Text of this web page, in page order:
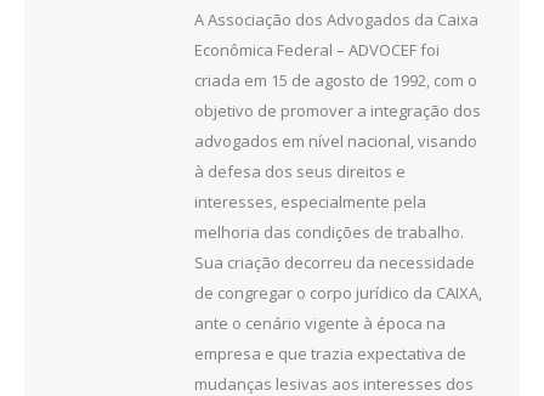
A Associação dos Advogados da Caixa
Econômica Federal – ADVOCEF foi
criada em 15 de agosto de 1992, com o
objetivo de promover a integração dos
advogados em nível nacional, visando
à defesa dos seus direitos e
interesses, especialmente pela
melhoria das condições de trabalho.
Sua criação decorreu da necessidade
de congregar o corpo jurídico da CAIXA,
ante o cenário vigente à época na
empresa e que trazia expectativa de
mudanças lesivas aos interesses dos